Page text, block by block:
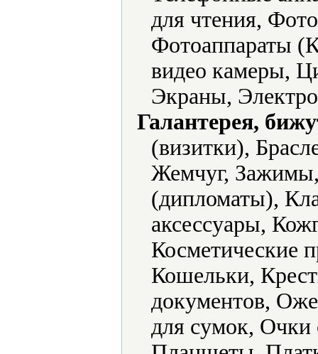
для чтения,
Фотоаппараты
видео камеры,
Экраны,
Галантерея,
(визитки),
Жемчуг,
(дипломаты),
аксессуары,
Косметические
Кошельки,
документов,
для сумок, Очки